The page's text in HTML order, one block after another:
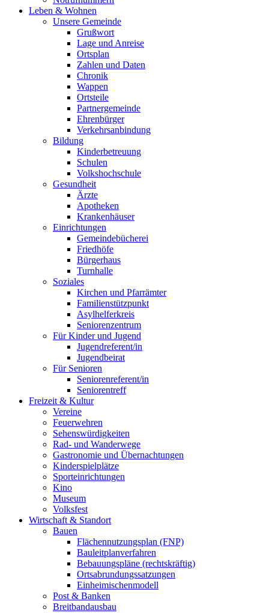
Leben & Wohnen
Unsere Gemeinde
Grußwort
Lage und Anreise
Ortsplan
Zahlen und Daten
Chronik
Wappen
Ortsteile
Partnergemeinde
Ehrenbürger
Verkehrsanbindung
Bildung
Kinderbetreuung
Schulen
Volkshochschule
Gesundheit
Ärzte
Apotheken
Krankenhäuser
Einrichtungen
Gemeindebücherei
Friedhöfe
Bürgerhaus
Turnhalle
Soziales
Kirchen und Pfarrämter
Familienstützpunkt
Asylhelferkreis
Seniorenzentrum
Für Kinder und Jugend
Jugendreferent/in
Jugendbeirat
Für Senioren
Seniorenreferent/in
Seniorentreff
Freizeit & Kultur
Vereine
Feuerwehren
Sehenswürdigkeiten
Rad- und Wanderwege
Gastronomie und Übernachtungen
Kinderspielplätze
Sporteinrichtungen
Kino
Museum
Volksfest
Wirtschaft & Standort
Bauen
Flächennutzungsplan (FNP)
Bauleitplanverfahren
Bebauungspläne (rechtskräftig)
Ortsabrundungssatzungen
Einheimischenmodell
Post & Banken
Breitbandausbau